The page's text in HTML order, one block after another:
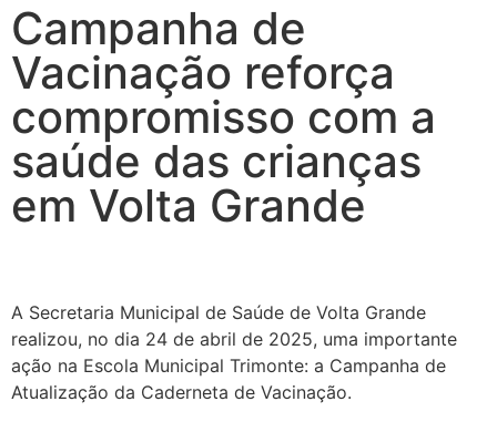
Campanha de
Vacinação reforça
compromisso com a
saúde das crianças
em Volta Grande
A Secretaria Municipal de Saúde de Volta Grande
realizou, no dia 24 de abril de 2025, uma importante
ação na Escola Municipal Trimonte: a Campanha de
Atualização da Caderneta de Vacinação.